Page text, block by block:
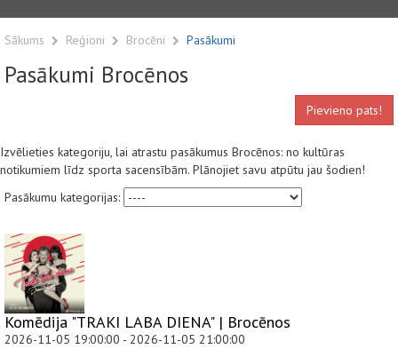
Sākums Reģioni Brocēni Pasākumi
Pasākumi Brocēnos
Pievieno pats!
Izvēlieties kategoriju, lai atrastu pasākumus Brocēnos: no kultūras
notikumiem līdz sporta sacensībām. Plānojiet savu atpūtu jau šodien!
Pasākumu kategorijas:
Komēdija "TRAKI LABA DIENA" | Brocēnos
2026-11-05 19:00:00 - 2026-11-05 21:00:00